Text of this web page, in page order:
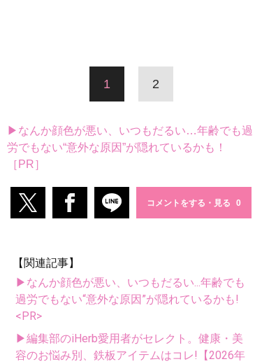
1 2
▶なんか顔色が悪い、いつもだるい…年齢でも過
労でもない“意外な原因”が隠れているかも！
［PR］
コメントをする・見る
【関連記事】
▶なんか顔色が悪い、いつもだるい...年齢でも
過労でもない“意外な原因”が隠れているかも!
<PR>
▶編集部のiHerb愛用者がセレクト。健康・美
容のお悩み別、鉄板アイテムはコレ!【2026年